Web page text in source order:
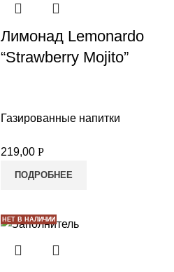
Лимонад Lemonardo
“Strawberry Mojito”
Газированные напитки
219,00 Р
ПОДРОБНЕЕ
НЕТ В НАЛИЧИИ